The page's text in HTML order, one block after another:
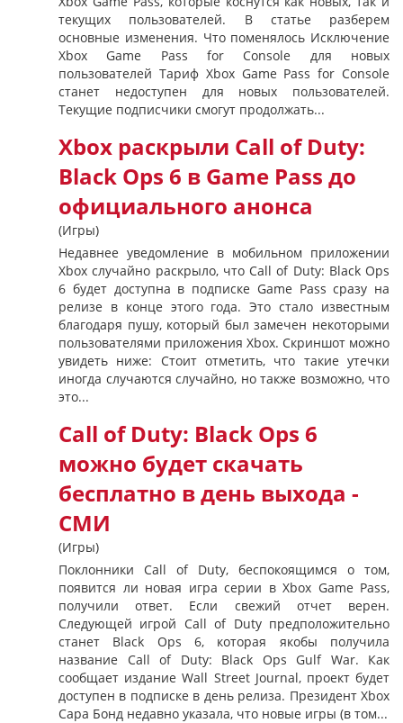
текущих пользователей. В статье разберем
основные изменения. Что поменялось Исключение
Xbox Game Pass for Console для новых
пользователей Тариф Xbox Game Pass for Console
станет недоступен для новых пользователей.
Текущие подписчики смогут продолжать...
Xbox раскрыли Call of Duty:
Black Ops 6 в Game Pass до
официального анонса
(Игры)
Недавнее уведомление в мобильном приложении
Xbox случайно раскрыло, что Call of Duty: Black Ops
6 будет доступна в подписке Game Pass сразу на
релизе в конце этого года. Это стало известным
благодаря пушу, который был замечен некоторыми
пользователями приложения Xbox. Скриншот можно
увидеть ниже: Стоит отметить, что такие утечки
иногда случаются случайно, но также возможно, что
это...
Call of Duty: Black Ops 6
можно будет скачать
бесплатно в день выхода -
СМИ
(Игры)
Поклонники Call of Duty, беспокоящимся о том,
появится ли новая игра серии в Xbox Game Pass,
получили ответ. Если свежий отчет верен.
Следующей игрой Call of Duty предположительно
станет Black Ops 6, которая якобы получила
название Call of Duty: Black Ops Gulf War. Как
сообщает издание Wall Street Journal, проект будет
доступен в подписке в день релиза. Президент Xbox
Сара Бонд недавно указала, что новые игры (в том...